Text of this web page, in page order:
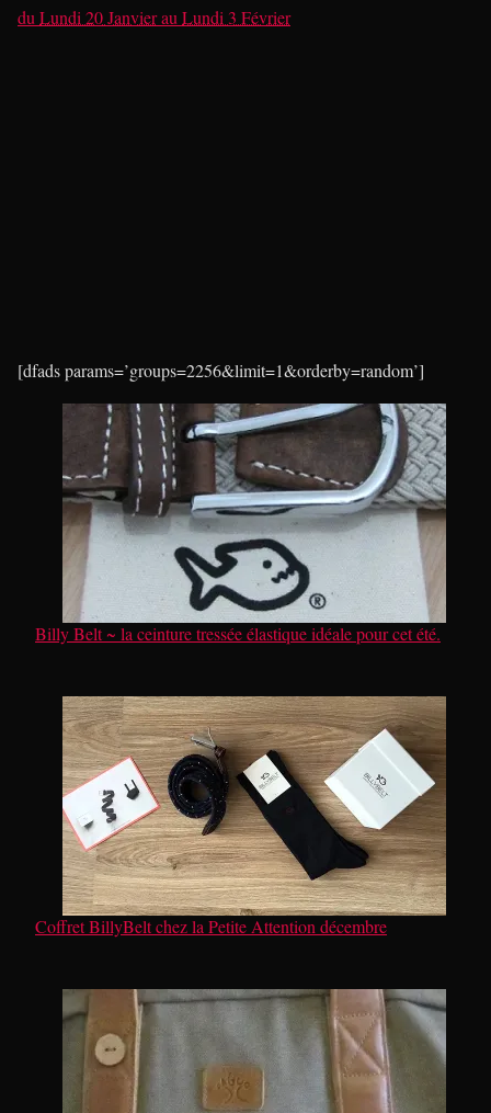
duLundi 20 JanvierauLundi 3 Février
[dfads params=’groups=2256&limit=1&orderby=random’]
Billy Belt ~ la ceinture tressée élastique idéale pour cet été.
Coffret BillyBelt chez la Petite Attention décembre